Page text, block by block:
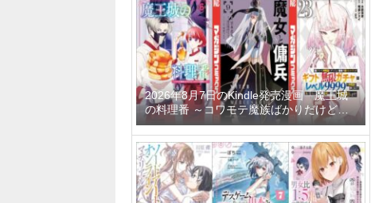
2026年8月7日のKindle発売漫画「魔王城
の料理番 ～コワモテ魔族ばかりだけど、
ホワイトな職場です～ 6巻」「魔女と傭兵
9巻」「信じていた仲間達にダンジョン奥
地で殺されかけたがギフト『無限ガチャ』
でレベル9999の仲間達を手に入れて元パ
ーティーメンバーと世界に復讐＆『ざま
ぁ！』します！ 23巻」など